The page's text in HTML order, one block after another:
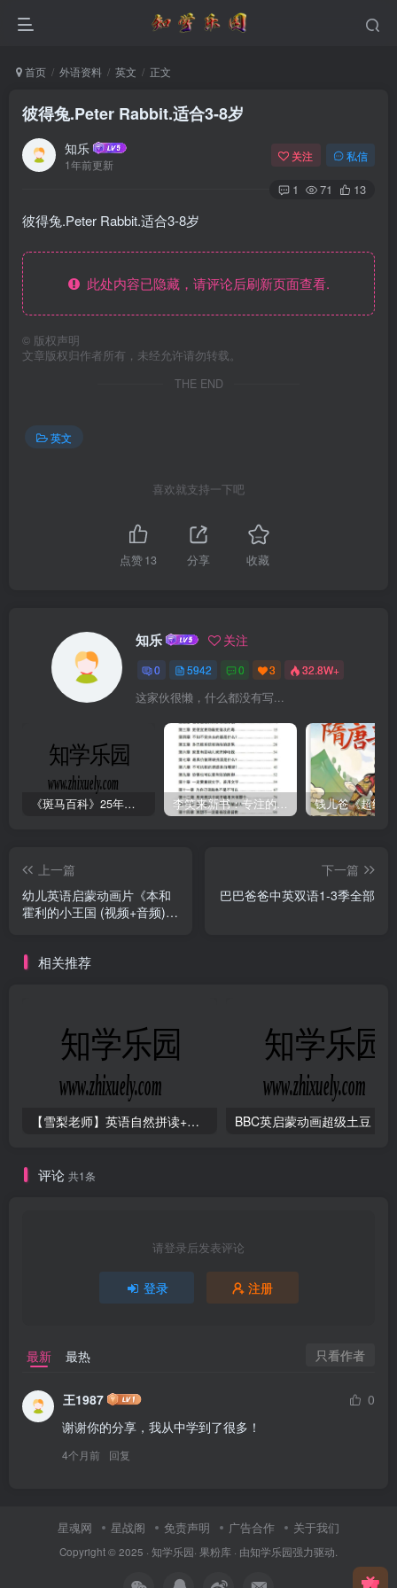
首页 外语资料 英文 正文
彼得兔.Peter Rabbit.适合3-8岁
知乐
1年前更新
关注 私信
1 71 13
彼得兔.Peter Rabbit.适合3-8岁
此处内容已隐藏，请评论后刷新页面查看.
© 版权声明
文章版权归作者所有，未经允许请勿转载。
THE END
英文
喜欢就支持一下吧
点赞13 分享 收藏
知乐 关注
0 5942 0 3 32.8W+
这家伙很懒，什么都没有写...
《斑马百科》25年最新30科全套高清视频 李笑来新书：专注的真相 [PDF]
上一篇
幼儿英语启蒙动画片《本和
霍利的小王国 (视频+音频)
下一篇
巴巴爸爸中英双语1-3季全部
相关推荐
【雪梨老师】英语自然拼读+音标+发音规则（精品课三合一）
评论 共1条
请登录后发表评论
登录 注册
最新 最热 只看作者
王1987
0
谢谢你的分享，我从中学到了很多！
4个月前 回复
星魂网 星战阁 免责声明 广告合作 关于我们
Copyright © 2025 · 知学乐园· 果粉库 · 由知学乐园强力驱动.